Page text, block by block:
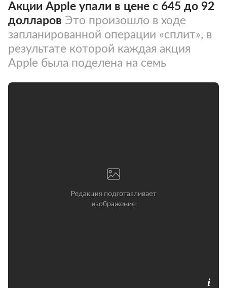
Акции Apple упали в цене с 645 до 92
долларов Это произошло в ходе
запланированной операции «сплит», в
результате которой каждая акция
Apple была поделена на семь